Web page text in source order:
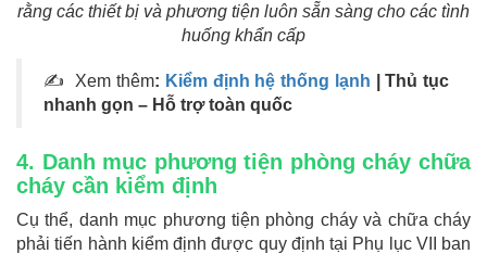
rằng các thiết bị và phương tiện luôn sẵn sàng cho các tình
huống khẩn cấp
✍ Xem thêm: Kiểm định hệ thống lạnh
| Thủ tục
nhanh gọn – Hỗ trợ toàn quốc
4. Danh mục phương tiện phòng cháy chữa
cháy cần kiểm định
Cụ thể, danh mục phương tiện phòng cháy và chữa cháy
phải tiến hành kiểm định được quy định tại Phụ lục VII ban